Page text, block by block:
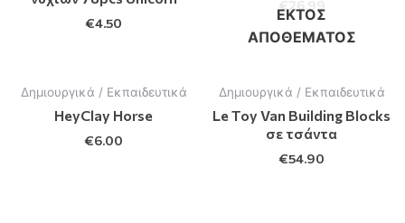
€4.50
Δημιουργικά / Εκπαιδευτικά
HeyClay Horse
€6.00
ΕΚΤΌΣ
ΑΠΟΘΈΜΑΤΟΣ
Δημιουργικά / Εκπαιδευτικά
Le Toy Van Building Blocks
σε τσάντα
€54.90